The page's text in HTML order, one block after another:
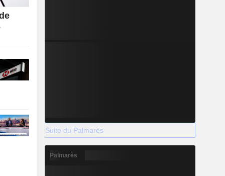
Suite du Palmarès
Palmarès